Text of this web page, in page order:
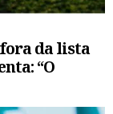
da lista
“O